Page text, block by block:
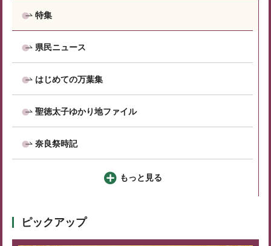
特集
県民ニュース
はじめての万葉集
聖徳太子ゆかり地ファイル
奈良祭時記
もっと見る
ピックアップ